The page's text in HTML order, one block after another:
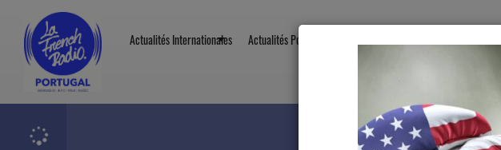
Actualités Internationales Actualités Portugal
Actualités Parlons patrimoine 3.21 du 13 juin 2023
Parlons patrimoine 3.21 du 13